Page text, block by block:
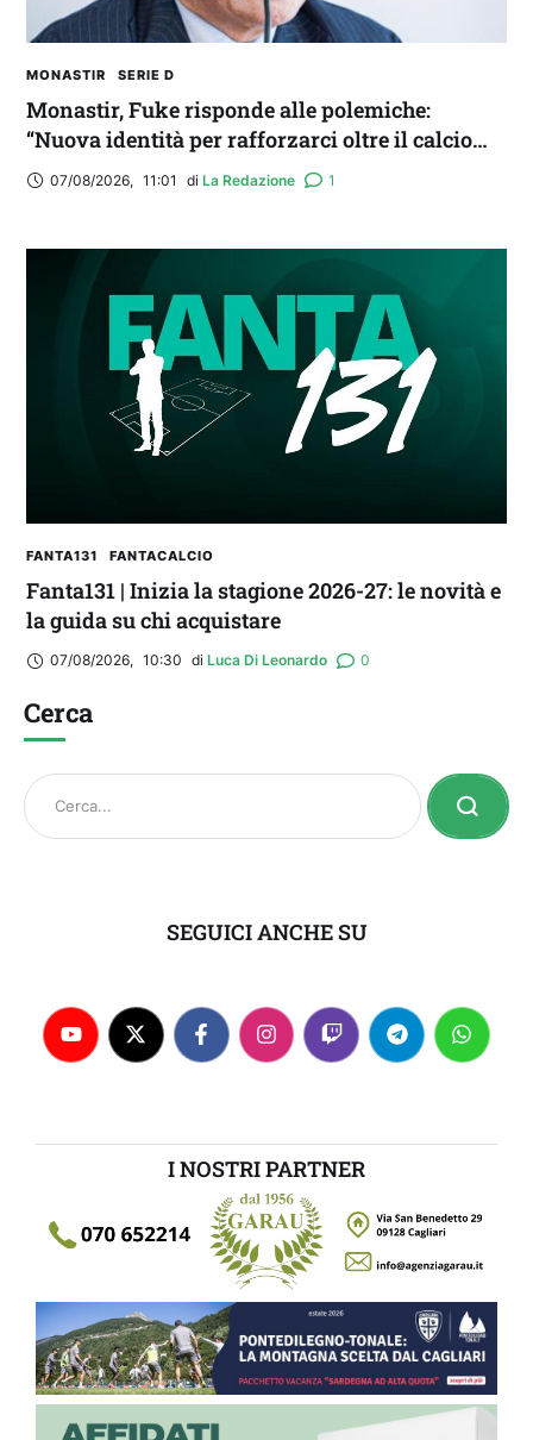
MONASTIR SERIE D
Monastir, Fuke risponde alle polemiche:
“Nuova identità per rafforzarci oltre il calcio
locale”
07/08/2026, 11:01 di La Redazione 1
FANTA131 FANTACALCIO
Fanta131 | Inizia la stagione 2026-27: le novità e
la guida su chi acquistare
07/08/2026, 10:30 di Luca Di Leonardo 0
Cerca
SEGUICI ANCHE SU
I NOSTRI PARTNER